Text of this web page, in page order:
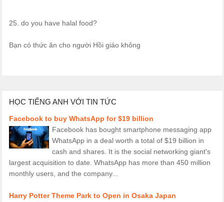
25. do you have halal food?
Bạn có thức ăn cho người Hồi giáo không
HỌC TIẾNG ANH VỚI TIN TỨC
Facebook to buy WhatsApp for $19 billion
Facebook has bought smartphone messaging app
WhatsApp in a deal worth a total of $19 billion in
cash and shares. It is the social networking giant's
largest acquisition to date. WhatsApp has more than 450 million
monthly users, and the company...
Harry Potter Theme Park to Open in Osaka Japan